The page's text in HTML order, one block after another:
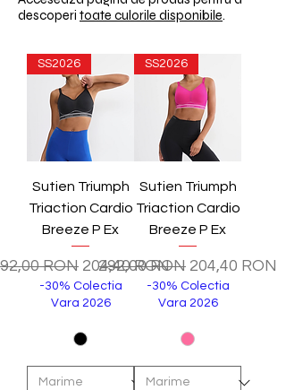
descoperi toate culorile disponibile.
SS2026
Sutien Triumph
Triaction Cardio
Breeze P Ex
normal
RON Preț redus
204,40 RON
-30% Colectia
Vara 2026
SS2026
Sutien Triumph
Triaction Cardio
Breeze P Ex
Preț normal
292,00 RON Preț redus
204,40 RON
-30% Colectia
Vara 2026